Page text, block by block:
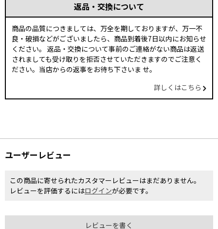
返品・交換について
商品の品質につきましては、万全を期しておりますが、万一不
良・破損などがございましたら、商品到着後7日以内にお知らせ
ください。 返品・交換について事前のご連絡がない商品は返送
されましても受け取りを拒否させていただきますのでご注意く
ださい。当店からの返事をお待ち下さいま せ。
詳しくはこちら
ユーザーレビュー
この商品に寄せられたカスタマーレビューはまだありません。
レビューを評価するにはログインが必要です。
レビューを書く